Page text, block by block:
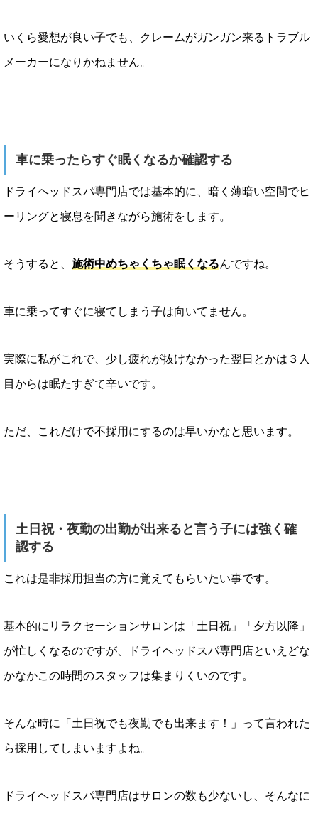
いくら愛想が良い子でも、クレームがガンガン来るトラブル
メーカーになりかねません。
車に乗ったらすぐ眠くなるか確認する
ドライヘッドスパ専門店では基本的に、暗く薄暗い空間でヒ
ーリングと寝息を聞きながら施術をします。
そうすると、 施術中めちゃくちゃ眠くなるんですね。
車に乗ってすぐに寝てしまう子は向いてません。
実際に私がこれで、少し疲れが抜けなかった翌日とかは３人
目からは眠たすぎて辛いです。
ただ、これだけで不採用にするのは早いかなと思います。
土日祝・夜勤の出勤が出来ると言う子には強く確
認する
これは是非採用担当の方に覚えてもらいたい事です。
基本的にリラクセーションサロンは「土日祝」「夕方以降」
が忙しくなるのですが、ドライヘッドスパ専門店といえどな
かなかこの時間のスタッフは集まりくいのです。
そんな時に「土日祝でも夜勤でも出来ます！」って言われた
ら採用してしまいますよね。
ドライヘッドスパ専門店はサロンの数も少ないし、そんなに